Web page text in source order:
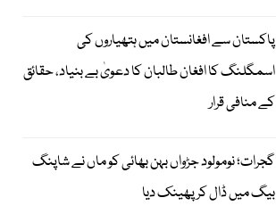
پاکستان سے افغانستان میں ہتھیاروں کی
اسمگلنگ کا افغان طالبان کا دعویٰ بے بنیاد، حقائق
کے منافی قرار
گجرات؛ نومولود جڑواں بہن بھائی کو ماں نے شاپنگ
بیگ میں ڈال کر پھینک دیا